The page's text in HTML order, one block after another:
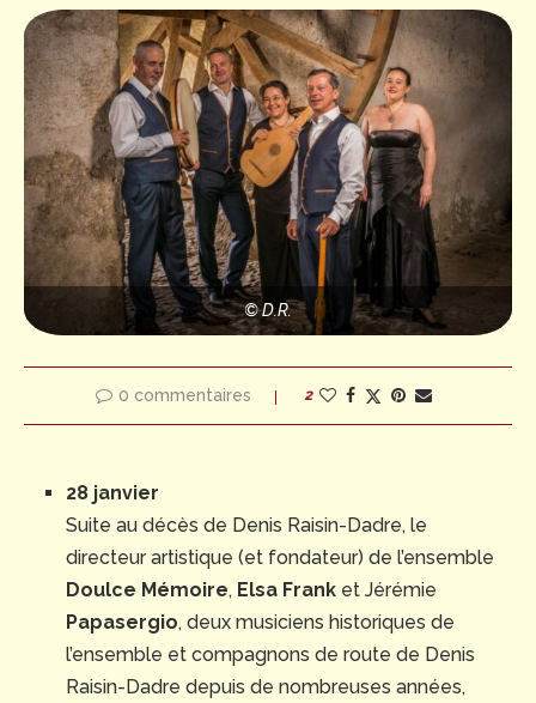
© D.R.
0 commentaires 2
28 janvier
Suite au décès de Denis Raisin-Dadre, le
directeur artistique (et fondateur) de l’ensemble
Doulce Mémoire, Elsa Frank et Jérémie
Papasergio, deux musiciens historiques de
l’ensemble et compagnons de route de Denis
Raisin-Dadre depuis de nombreuses années,